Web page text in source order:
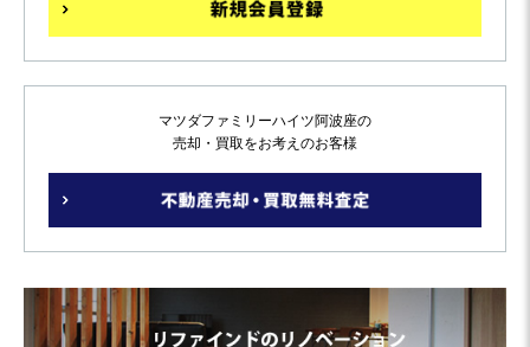
マツダファミリーハイツ阿波座の
売却・買取をお考えのお客様